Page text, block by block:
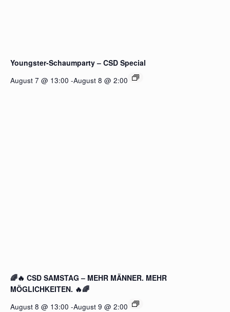
Youngster-Schaumparty – CSD Special
August 7 @ 13:00 -August 8 @ 2:00
🌈🔥 CSD SAMSTAG – MEHR MÄNNER. MEHR
MÖGLICHKEITEN. 🔥🌈
August 8 @ 13:00 -August 9 @ 2:00